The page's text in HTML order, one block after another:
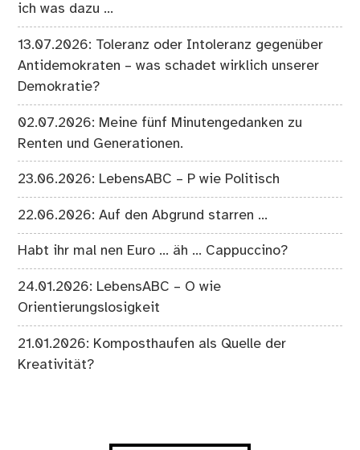
ich was dazu …
13.07.2026: Toleranz oder Intoleranz gegenüber
Antidemokraten – was schadet wirklich unserer
Demokratie?
02.07.2026: Meine fünf Minutengedanken zu
Renten und Generationen.
23.06.2026: LebensABC – P wie Politisch
22.06.2026: Auf den Abgrund starren …
Habt ihr mal nen Euro … äh … Cappuccino?
24.01.2026: LebensABC – O wie
Orientierungslosigkeit
21.01.2026: Komposthaufen als Quelle der
Kreativität?